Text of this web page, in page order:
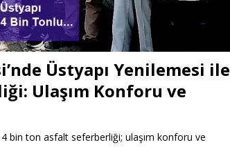
Üstyapı Yenilemesi ile
Ulaşım Konforu ve
bin ton asfalt seferberliği; ulaşım konforu ve